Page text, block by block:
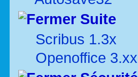
Suite
Scribus 1.3x
Openoffice 3.xx